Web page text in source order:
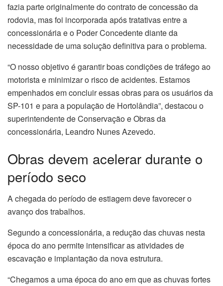
fazia parte originalmente do contrato de concessão da
rodovia, mas foi incorporada após tratativas entre a
concessionária e o Poder Concedente diante da
necessidade de uma solução definitiva para o problema.
“O nosso objetivo é garantir boas condições de tráfego ao
motorista e minimizar o risco de acidentes. Estamos
empenhados em concluir essas obras para os usuários da
SP-101 e para a população de Hortolândia”, destacou o
superintendente de Conservação e Obras da
concessionária, Leandro Nunes Azevedo.
Obras devem acelerar durante o
período seco
A chegada do período de estiagem deve favorecer o
avanço dos trabalhos.
Segundo a concessionária, a redução das chuvas nesta
época do ano permite intensificar as atividades de
escavação e implantação da nova estrutura.
“Chegamos a uma época do ano em que as chuvas fortes